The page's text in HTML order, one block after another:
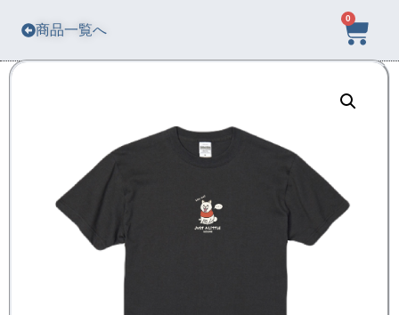
商品一覧へ
0